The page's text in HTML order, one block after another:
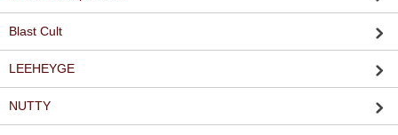
Blast Cult
LEEHEYGE
NUTTY